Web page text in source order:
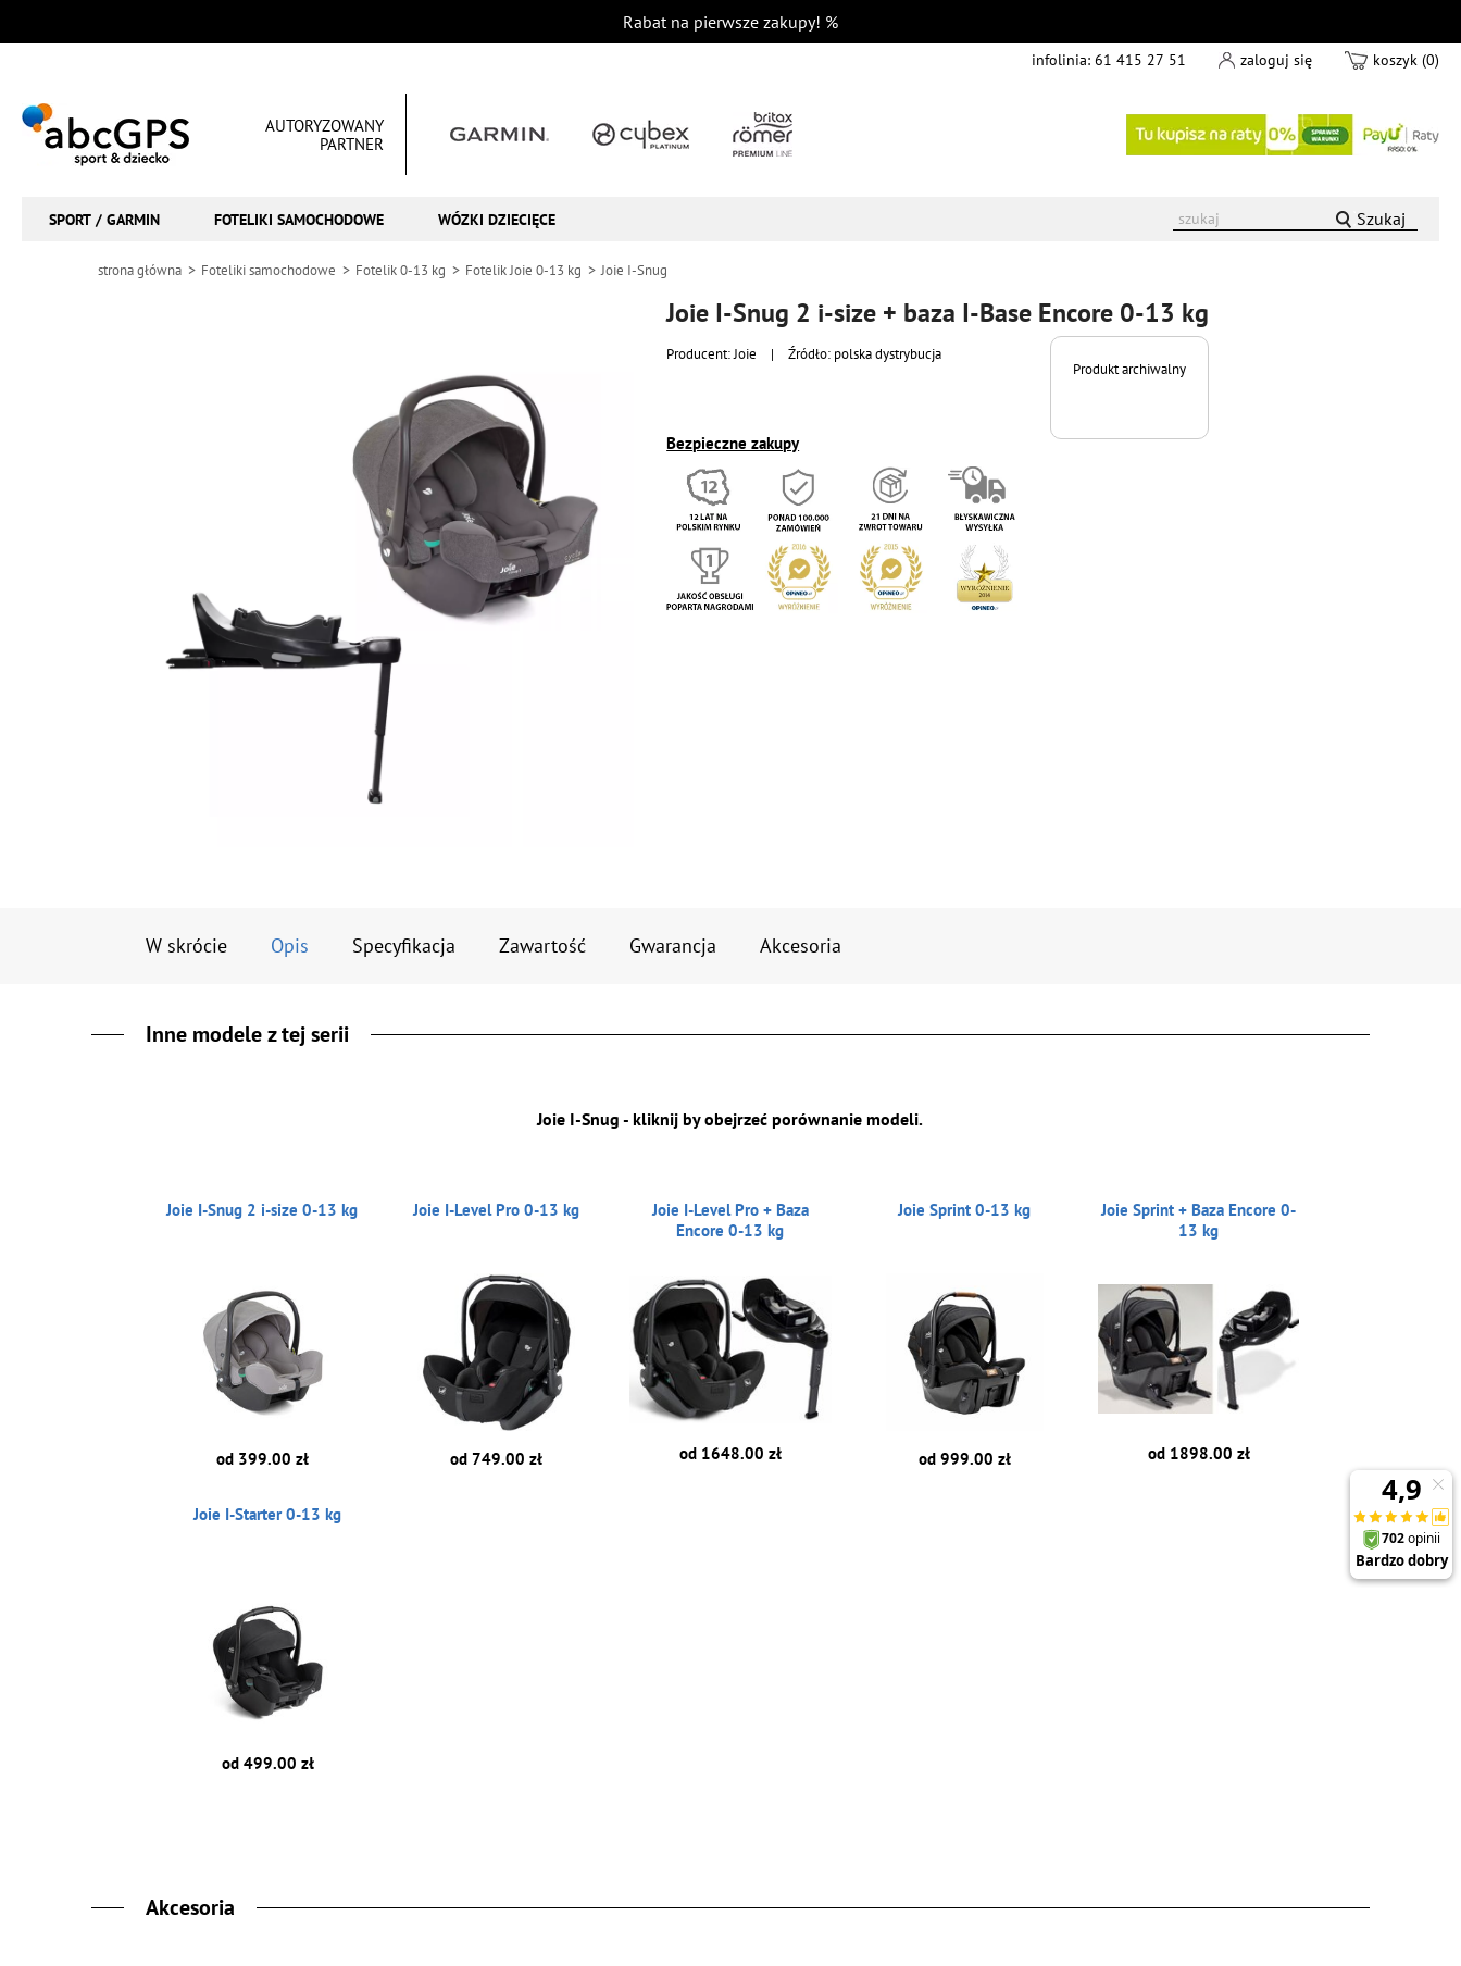
Rabat na pierwsze zakupy! %
infolinia: 61 415 27 51 zaloguj się koszyk (0)
AUTORYZOWANY
PARTNER
SPORT / GARMIN FOTELIKI SAMOCHODOWE WÓZKI DZIECIĘCE Szukaj
strona główna Foteliki samochodowe Fotelik 0-13 kg Fotelik Joie 0-13 kg Joie I-Snug
Joie I-Snug 2 i-size + baza I-Base Encore 0-13 kg
Producent:Joie | Źródło: polska dystrybucja
Bezpieczne zakupy
Produkt archiwalny
W skrócie Opis Specyfikacja Zawartość Gwarancja Akcesoria
Inne modele z tej serii
Joie I-Snug - kliknij by obejrzeć porównanie modeli.
Joie I-Snug 2 i-size 0-13 kg
od 399.00 zł
Joie I-Level Pro 0-13 kg
od 749.00 zł
Joie I-Level Pro + Baza
Encore 0-13 kg
od 1648.00 zł
Joie Sprint 0-13 kg
od 999.00 zł
Joie Sprint + Baza Encore 0-
13 kg
od 1898.00 zł
Joie I-Starter 0-13 kg
od 499.00 zł
Akcesoria